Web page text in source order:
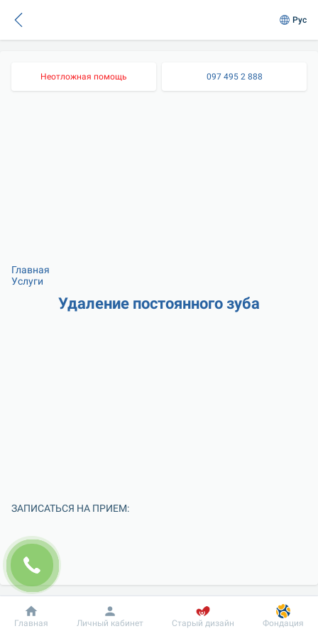
Рус
Неотложная помощь 097 495 2 888
Главная
Услуги
Удаление постоянного зуба
ЗАПИСАТЬСЯ НА ПРИЕМ:
Добробут Информация Пациенту
Главная Личный кабинет Старый дизайн Фондация